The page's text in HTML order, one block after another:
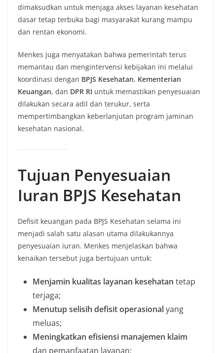
dimaksudkan untuk menjaga akses layanan kesehatan
dasar tetap terbuka bagi masyarakat kurang mampu
dan rentan ekonomi.
Menkes juga menyatakan bahwa pemerintah terus
memantau dan mengintervensi kebijakan ini melalui
koordinasi dengan BPJS Kesehatan, Kementerian
Keuangan, dan DPR RI untuk memastikan penyesuaian
dilakukan secara adil dan terukur, serta
mempertimbangkan keberlanjutan program jaminan
kesehatan nasional.
Tujuan Penyesuaian
Iuran BPJS Kesehatan
Defisit keuangan pada BPJS Kesehatan selama ini
menjadi salah satu alasan utama dilakukannya
penyesuaian iuran. Menkes menjelaskan bahwa
kenaikan tersebut juga bertujuan untuk:
Menjamin kualitas layanan kesehatan tetap
terjaga;
Menutup selisih defisit operasionalyang
meluas;
Meningkatkan efisiensi manajemen klaim
dan pemanfaatan layanan;